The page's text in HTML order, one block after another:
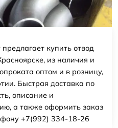
купить отвод
из наличия и
оптом и в розницу,
Быстрая доставка по
описание и
а также оформить заказ
+7(992) 334-18-26